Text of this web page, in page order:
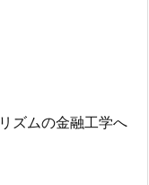
ズムの金融工学へ